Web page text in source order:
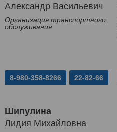
Александр Васильевич
Организация транспортного
обслуживания
8-980-358-8266 22-82-66
Шипулина
Лидия Михайловна